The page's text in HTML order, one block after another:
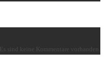
Es sind keine Kommentare vorhanden.